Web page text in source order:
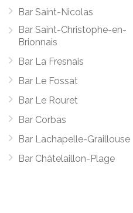
Bar Saint-Nicolas
Bar Saint-Christophe-en-
Brionnais
Bar La Fresnais
Bar Le Fossat
Bar Le Rouret
Bar Corbas
Bar Lachapelle-Graillouse
Bar Châtelaillon-Plage